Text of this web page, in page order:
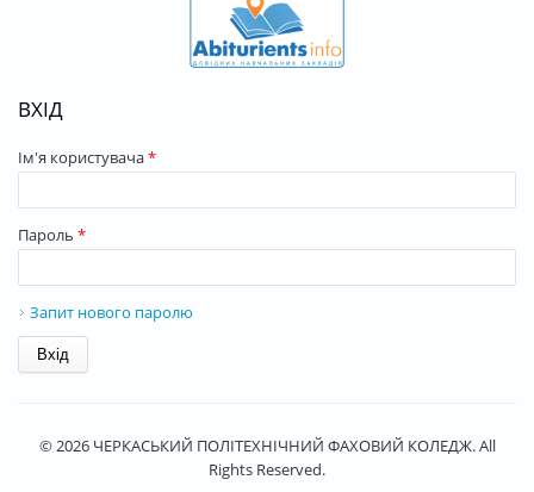
ВХІД
Ім'я користувача*
Пароль *
Запит нового паролю
© 2026 ЧЕРКАСЬКИЙ ПОЛІТЕХНІЧНИЙ ФАХОВИЙ КОЛЕДЖ. All
Rights Reserved.